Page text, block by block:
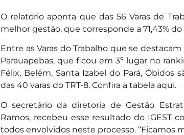
O relatório aponta que das 56 Varas de
melhor gestão, que corresponde a 71,43%
Entre as Varas do Trabalho que se destacam
Parauapebas, que ficou em 3º lugar no
Félix, Belém, Santa Izabel do Pará, Óbidos
das 40 varas do TRT-8. Confira a tabela aqui.
O secretário da diretoria de Gestão
Ramos, recebeu esse resultado do IGEST
todos envolvidos neste processo. “Ficamos